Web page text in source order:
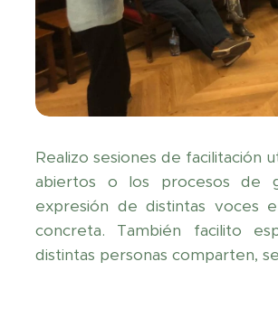
Realizo sesiones de facilitación
abiertos o los procesos de
expresión de distintas voces
concreta. También facilito
distintas personas comparten,